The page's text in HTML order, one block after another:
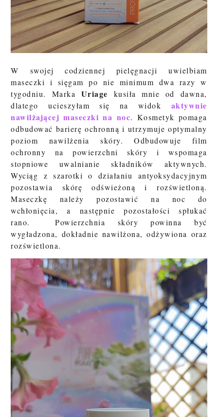
W swojej codziennej pielęgnacji uwielbiam
maseczki i sięgam po nie minimum dwa razy w
tygodniu. Marka Uriage kusiła mnie od dawna,
dlatego ucieszyłam się na widok aktywnie
nawilżającej maseczki na noc. Kosmetyk pomaga
odbudować barierę ochronną i utrzymuje optymalny
poziom nawilżenia skóry. Odbudowuje film
ochronny na powierzchni skóry i wspomaga
stopniowe uwalnianie składników aktywnych.
Wyciąg z szarotki o działaniu antyoksydacyjnym
pozostawia skórę odświeżoną i rozświetloną.
Maseczkę należy pozostawić na noc do
wchłonięcia, a następnie pozostałości spłukać
rano. Powierzchnia skóry powinna być
wygładzona, dokładnie nawilżona, odżywiona oraz
rozświetlona.